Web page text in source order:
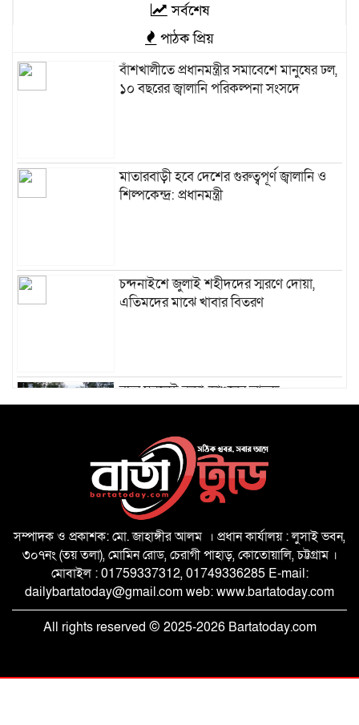
সর্বশেষ
পাঠক প্রিয়
বাঁশখালীতে প্রধানমন্ত্রীর সমাবেশে মানুষের ঢল,
১০ বছরের জ্বালানি পরিকল্পনা সংসদে
মাতারবাড়ী হবে দেশের গুরুত্বপূর্ণ জ্বালানি ও
শিল্পকেন্দ্র: প্রধানমন্ত্রী
চন্দনাইশে জুলাই শহীদদের স্মরণে দোয়া,
এতিমদের মাঝে খাবার বিতরণ
বছর ঘুরলেই বন্যা-ভাঙনের আতঙ্ক,
সাতকানিয়ায় নদীশাসনের দাবি
বাংলাদেশের ওপর আর কোনো তাবেদারি চলবে
না- ভূমি প্রতিমন্ত্রী
পরিবেশ সংরক্ষণে বান্দরবান বিশ্ববিদ্যালয়ে
ফলজ-বনজ গাছের চারা বিতরণ
প্রধানমন্ত্রীর বাঁশখালী সফর উপলক্ষে প্রস্তুতি
পরিদর্শনে জেলা প্রশাসক
সম্পাদক ও প্রকাশক: মো. জাহাঙ্গীর আলম । প্রধান কার্যালয় : লুসাই ভবন,
৩০৭নং (তয় তলা), মোমিন রোড, চেরাগী পাহাড়, কোতোয়ালি, চট্টগ্রাম ।
মোবাইল : 01759337312, 01749336285 E-mail:
dailybartatoday@gmail.com web: www.bartatoday.com
All rights reserved © 2025-2026 Bartatoday.com